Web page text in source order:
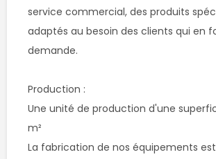
service commercial, des produits
adaptés au besoin des clients qui en
demande.
Production :
Une unité de production d'une
m²
La fabrication de nos équipements